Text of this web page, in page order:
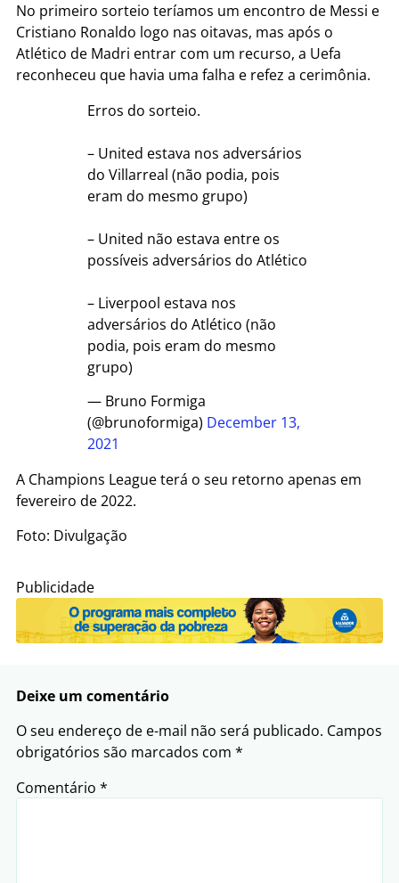
No primeiro sorteio teríamos um encontro de Messi e
Cristiano Ronaldo logo nas oitavas, mas após o
Atlético de Madri entrar com um recurso, a Uefa
reconheceu que havia uma falha e refez a cerimônia.
Erros do sorteio.
– United estava nos adversários
do Villarreal (não podia, pois
eram do mesmo grupo)
– United não estava entre os
possíveis adversários do Atlético
– Liverpool estava nos
adversários do Atlético (não
podia, pois eram do mesmo
grupo)
— Bruno Formiga
(@brunoformiga) December 13,
2021
A Champions League terá o seu retorno apenas em
fevereiro de 2022.
Foto: Divulgação
Publicidade
Deixe um comentário
O seu endereço de e-mail não será publicado. Campos
obrigatórios são marcados com *
Comentário *